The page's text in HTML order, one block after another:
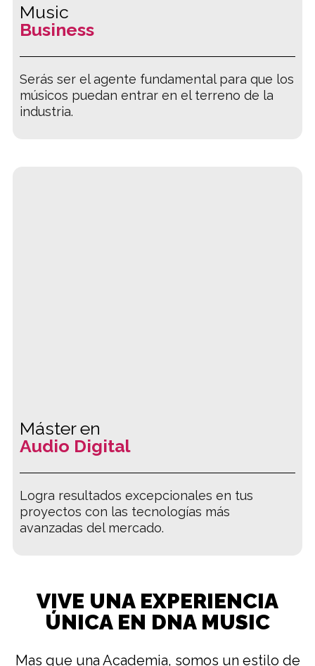
Music
Business
Serás ser el agente fundamental para que los
músicos puedan entrar en el terreno de la
industria.
Máster en
Audio Digital
Logra resultados excepcionales en tus
proyectos con las tecnologías más
avanzadas del mercado.
VIVE UNA EXPERIENCIA
ÚNICA EN DNA MUSIC
Mas que una Academia, somos un estilo de